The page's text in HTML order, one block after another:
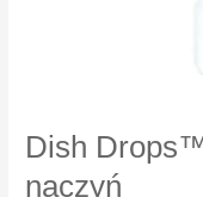
Dish
naczyń